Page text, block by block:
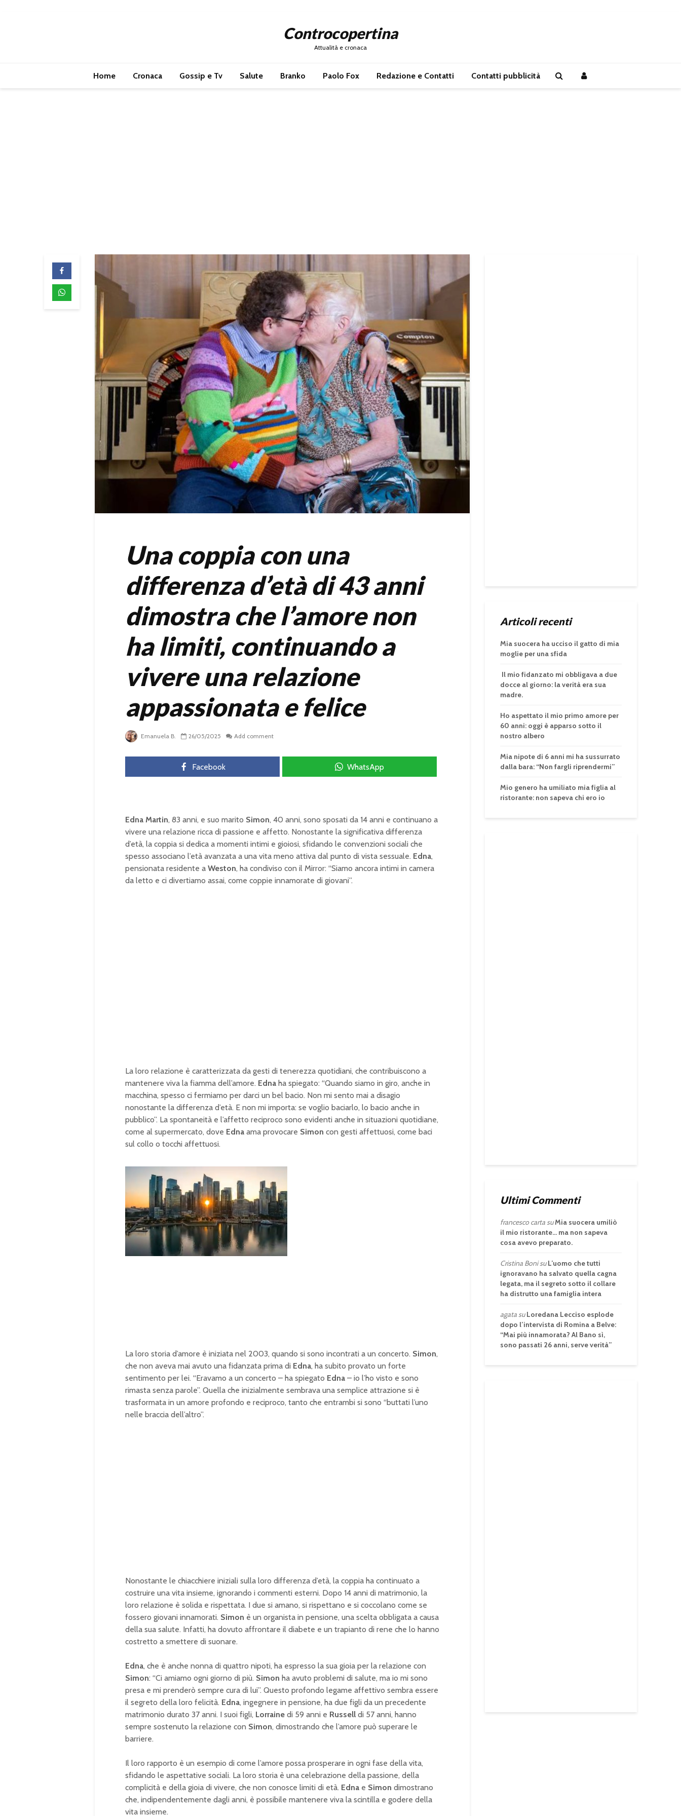
Controcopertina
Attualità e cronaca
Home Cronaca Gossip e Tv Salute Branko Paolo Fox Redazione e Contatti Contatti pubblicità
Una coppia con una
differenza d’età di 43 anni
dimostra che l’amore non
ha limiti, continuando a
vivere una relazione
appassionata e felice
Emanuela B. 26/05/2025 Add comment
Facebook WhatsApp
Edna Martin, 83 anni, e suo marito Simon, 40 anni, sono sposati da 14 anni e continuano a
vivere una relazione ricca di passione e affetto. Nonostante la significativa differenza
d’età, la coppia si dedica a momenti intimi e gioiosi, sfidando le convenzioni sociali che
spesso associano l’età avanzata a una vita meno attiva dal punto di vista sessuale. Edna,
pensionata residente a Weston, ha condiviso con il Mirror: “Siamo ancora intimi in camera
da letto e ci divertiamo assai, come coppie innamorate di giovani”.
La loro relazione è caratterizzata da gesti di tenerezza quotidiani, che contribuiscono a
mantenere viva la fiamma dell’amore. Edna ha spiegato: “Quando siamo in giro, anche in
macchina, spesso ci fermiamo per darci un bel bacio. Non mi sento mai a disagio
nonostante la differenza d’età. E non mi importa: se voglio baciarlo, lo bacio anche in
pubblico”. La spontaneità e l’affetto reciproco sono evidenti anche in situazioni quotidiane,
come al supermercato, dove Edna ama provocare Simon con gesti affettuosi, come baci
sul collo o tocchi affettuosi.
o
La loro storia d’amore è iniziata nel 2003, quando si sono incontrati a un concerto. Simon,
che non aveva mai avuto una fidanzata prima di Edna, ha subito provato un forte
sentimento per lei. “Eravamo a un concerto – ha spiegato Edna – io l’ho visto e sono
rimasta senza parole”. Quella che inizialmente sembrava una semplice attrazione si è
trasformata in un amore profondo e reciproco, tanto che entrambi si sono “buttati l’uno
nelle braccia dell’altro”.
Nonostante le chiacchiere iniziali sulla loro differenza d’età, la coppia ha continuato a
costruire una vita insieme, ignorando i commenti esterni. Dopo 14 anni di matrimonio, la
loro relazione è solida e rispettata. I due si amano, si rispettano e si coccolano come se
fossero giovani innamorati. Simon è un organista in pensione, una scelta obbligata a causa
della sua salute. Infatti, ha dovuto affrontare il diabete e un trapianto di rene che lo hanno
costretto a smettere di suonare.
Edna, che è anche nonna di quattro nipoti, ha espresso la sua gioia per la relazione con
Simon: “Ci amiamo ogni giorno di più. Simon ha avuto problemi di salute, ma io mi sono
presa e mi prenderò sempre cura di lui”. Questo profondo legame affettivo sembra essere
il segreto della loro felicità. Edna, ingegnere in pensione, ha due figli da un precedente
matrimonio durato 37 anni. I suoi figli, Lorraine di 59 anni e Russell di 57 anni, hanno
sempre sostenuto la relazione con Simon, dimostrando che l’amore può superare le
barriere.
Il loro rapporto è un esempio di come l’amore possa prosperare in ogni fase della vita,
sfidando le aspettative sociali. La loro storia è una celebrazione della passione, della
complicità e della gioia di vivere, che non conosce limiti di età. Edna e Simon dimostrano
che, indipendentemente dagli anni, è possibile mantenere viva la scintilla e godere della
vita insieme.
Articoli recenti
Mia suocera ha ucciso il gatto di mia
moglie per una sfida
Il mio fidanzato mi obbligava a due
docce al giorno: la verità era sua
madre.
Ho aspettato il mio primo amore per
60 anni: oggi è apparso sotto il
nostro albero
Mia nipote di 6 anni mi ha sussurrato
dalla bara: “Non fargli riprendermi”
Mio genero ha umiliato mia figlia al
ristorante: non sapeva chi ero io
Ultimi Commenti
francesco cartasuMia suocera umiliò
il mio ristorante… ma non sapeva
cosa avevo preparato.
Cristina BonisuL’uomo che tutti
ignoravano ha salvato quella cagna
legata, ma il segreto sotto il collare
ha distrutto una famiglia intera
agatasuLoredana Lecciso esplode
dopo l’intervista di Romina a Belve:
“Mai più innamorata? Al Bano sì,
sono passati 26 anni, serve verità”